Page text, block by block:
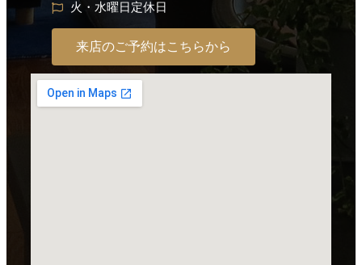
火・水曜日定休日
来店のご予約はこちらから